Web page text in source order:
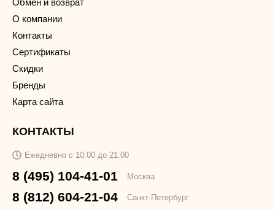
Обмен и возврат
О компании
Контакты
Сертификаты
Скидки
Бренды
Карта сайта
КОНТАКТЫ
Ежедневно с 10:00 до 21:00
8 (495) 104-41-01 Москва
8 (812) 604-21-04 Санкт-Петербург